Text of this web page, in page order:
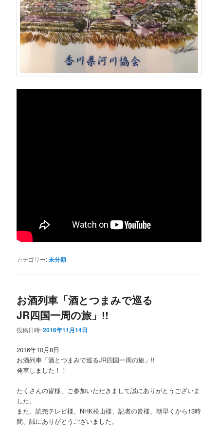
カテゴリー:未分類
お酒列車「酒とつまみで巡る
JR四国一周の旅」!!
投稿日時:2016年11月14日
2016年10月8日
お酒列車「酒とつまみで巡るJR四国一周の旅」!!
発車しました！！
たくさんの皆様、ご参加いただきまして誠にありがとうございま
した。
また、読売テレビ様、NHK松山様、記者の皆様、朝早くから13時
間、誠にありがとうございました。